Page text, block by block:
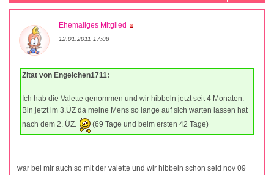
Ehemaliges Mitglied
12.01.2011 17:08
Zitat von Engelchen1711:
Ich hab die Valette genommen und wir hibbeln jetzt seit 4 Monaten.
Bin jetzt im 3.ÜZ da meine Mens so lange auf sich warten lassen hat
nach dem 2. ÜZ.
(69 Tage und beim ersten 42 Tage)
war bei mir auch so mit der valette und wir hibbeln schon seid nov 09